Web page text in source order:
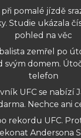
pomalé jízdě
Studie ukázala
pohled na věc
zemřel po
svým domem.
telefon
UFC se nabízí
Nechce ani
rekordu UFC.
Andersona